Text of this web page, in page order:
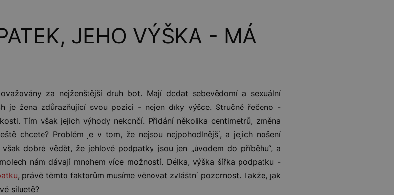
JEHO VÝŠKA - MÁ
za nejženštější druh bot. Mají dodat sebevědomí a sexuální
je žena zdůrazňující svou pozici - nejen díky výšce. Stručně řečeno -
Tím však jejich výhody nekončí. Přidání několika centimetrů, změna
chcete? Problém je v tom, že nejsou nejpohodlnější, a jejich nošení
dobré vědět, že jehlové podpatky jsou jen „úvodem do příběhu“, a
nám dávají mnohem více možností. Délka, výška šířka podpatku -
, právě těmto faktorům musíme věnovat zvláštní pozornost. Takže, jak
siluetě?